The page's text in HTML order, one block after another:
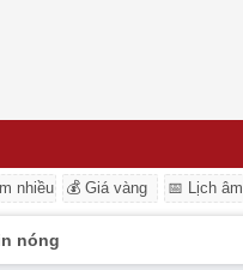
nhiều 💰 Giá vàng 📅 Lịch âm
nóng